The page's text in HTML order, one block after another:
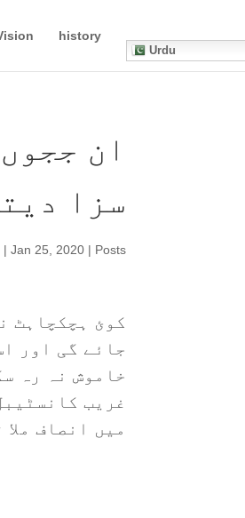
history
Urdu
ان
سزا
| Jan 25, 2020| Posts
کوئ ہچکچاہٹ
جائے گی اور
خاموش نہ رہ
غریب
میں انصاف